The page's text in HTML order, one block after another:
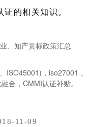
的相关知识。
、知产贯标政策汇总
ISO45001)，iso27001，
合，CMMI认证补贴。
11-09